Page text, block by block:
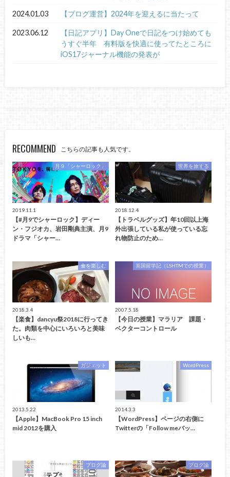
2024.01.03 【ブログ運営】2024年を迎えるに当たって
2023.06.12
【日記アプリ】Day Oneで日記をつけ始めても
うすぐ半年 有料版を快適に使ってたところに
iOS17ジャーナル機能の発表が
RECOMMEND こちらの記事も人気です。
月９「シャーロック」
2019.11.1
【#月9でシャーロック】ディー
ン・フジオカ、岩田剛典主演、月9
ドラマ「シャー…
世界を旅する
2018.12.4
【トラベルグッズ】年10回以上海
外出張している私が使っている忘
れ物防止のため…
食を楽しむ
2018.3.4
【楽食】dancyu祭2018に行ってき
た。肉類を中心にいろいろと美味
しいも…
英国留学記（LSHTMでの授業）
2007.5.18
【今日の授業】マラリア 課題・
ベクターコントロール
ガジェット
2013.5.22
【Apple】MacBook Pro 15 inch
mid 2012を購入
WordPress
2014.3.3
【WordPress】ページの右側に
Twitterの「Follow meバッ…
ブログ論 ブログ論